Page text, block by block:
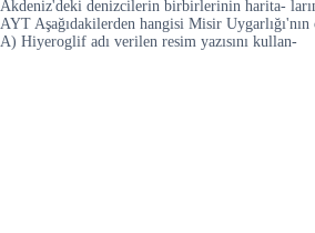
Akdeniz'deki denizcilerin birbirlerinin harita-
AYT Aşağıdakilerden hangisi Misir
A) Hiyeroglif adı verilen resim yazısını kullan-